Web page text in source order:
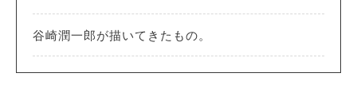
谷崎潤一郎が描いてきたもの。